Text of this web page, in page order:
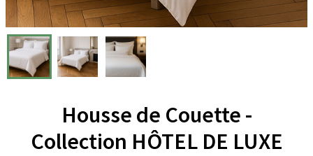
Housse de Couette -
Collection HÔTEL DE LUXE